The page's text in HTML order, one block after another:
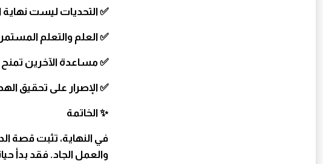
✅ التحديات ليست نهاية
✅ العلم والتعلم
✅ مساعدة الآخرين
✅ الإصرار على تحقيق
✨ الخاتمة
في النهاية، تثبت قصة
والعمل الجاد. فقد بدأ